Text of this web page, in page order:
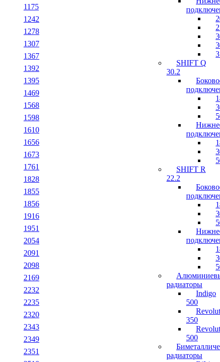
SHIFT Q
30.2
SHIFT R
22.2
радиаторы
Indigo
500
350
500
радиаторы
1175
1242
1278
1307
1367
1392
1395
1469
1568
1598
1610
1656
1673
1761
1828
1855
1856
1916
1951
2054
2091
2098
2169
2232
2235
2320
2343
2349
2351